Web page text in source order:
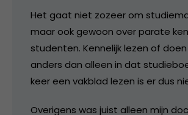
Het gaat niet zozeer om
maar ook gewoon over parate
studenten. Kennelijk lezen of
anders dan alleen in dat
keer een vakblad lezen is er dus
Overigens was juist alleen mijn